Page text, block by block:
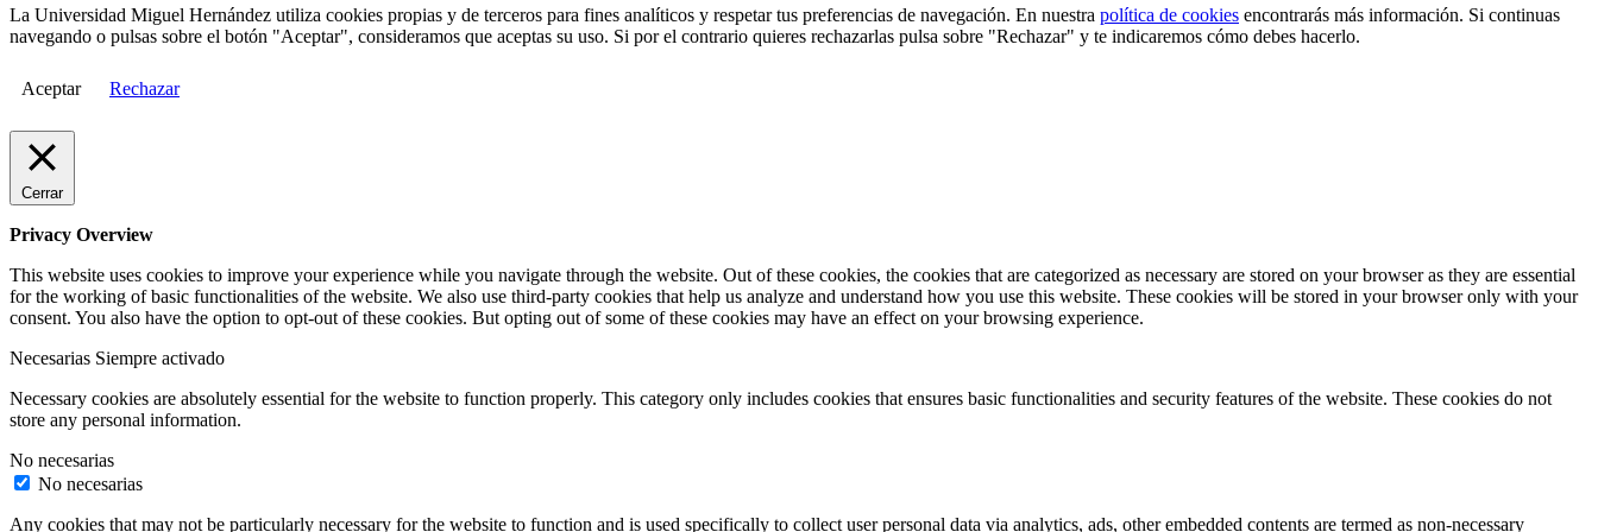
La Universidad Miguel Hernández utiliza cookies propias y de terceros para fines analíticos y respetar tus preferencias de navegación. En nuestra política de cookies encontrarás más información. Si continuas
navegando o pulsas sobre el botón "Aceptar", consideramos que aceptas su uso. Si por el contrario quieres rechazarlas pulsa sobre "Rechazar" y te indicaremos cómo debes hacerlo.
Aceptar Rechazar
Cerrar
Privacy Overview
This website uses cookies to improve your experience while you navigate through the website. Out of these cookies, the cookies that are categorized as necessary are stored on your browser as they are essential
for the working of basic functionalities of the website. We also use third-party cookies that help us analyze and understand how you use this website. These cookies will be stored in your browser only with your
consent. You also have the option to opt-out of these cookies. But opting out of some of these cookies may have an effect on your browsing experience.
Necesarias Siempre activado
Necessary cookies are absolutely essential for the website to function properly. This category only includes cookies that ensures basic functionalities and security features of the website. These cookies do not
store any personal information.
No necesarias
No necesarias
Any cookies that may not be particularly necessary for the website to function and is used specifically to collect user personal data via analytics, ads, other embedded contents are termed as non-necessary